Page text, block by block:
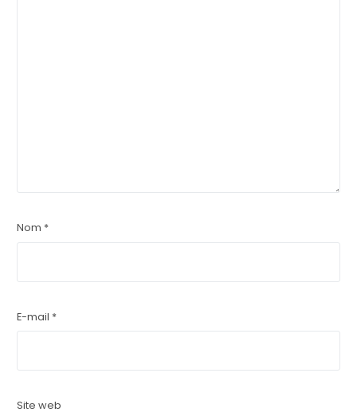
Nom *
E-mail *
Site web